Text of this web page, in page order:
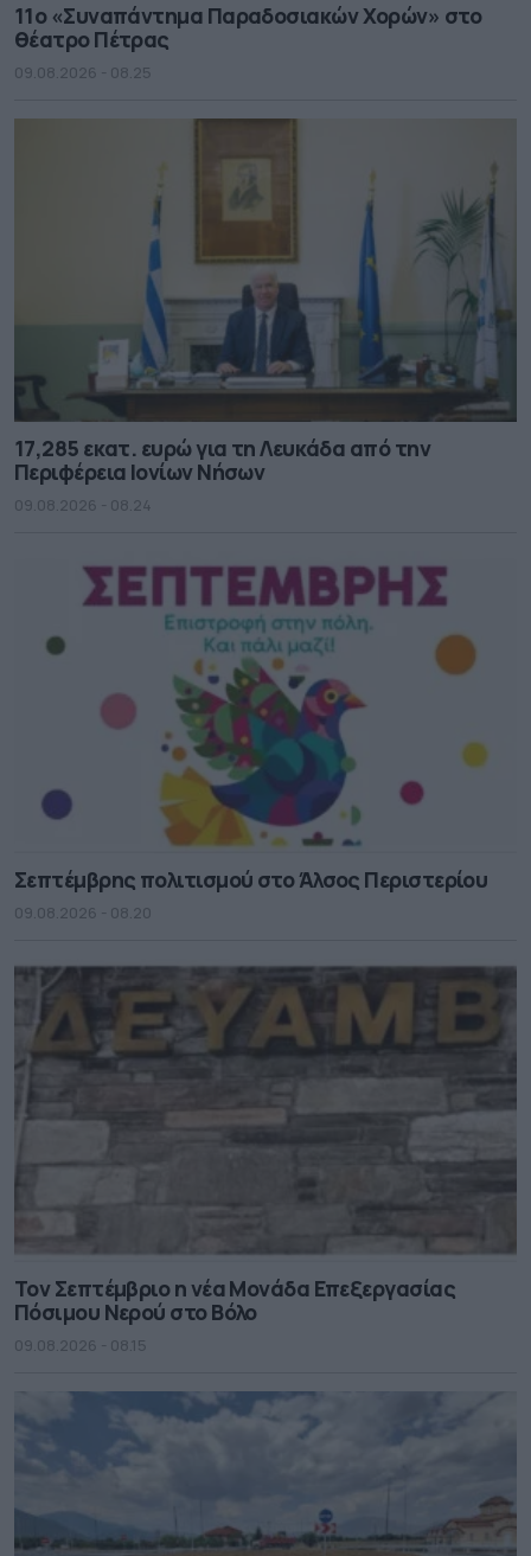
11ο «Συναπάντημα Παραδοσιακών Χορών» στο
θέατρο Πέτρας
09.08.2026 - 08.25
17,285 εκατ. ευρώ για τη Λευκάδα από την
Περιφέρεια Ιονίων Νήσων
09.08.2026 - 08.24
Σεπτέμβρης πολιτισμού στο Άλσος Περιστερίου
09.08.2026 - 08.20
Τον Σεπτέμβριο η νέα Μονάδα Επεξεργασίας
Πόσιμου Νερού στο Βόλο
09.08.2026 - 08.15